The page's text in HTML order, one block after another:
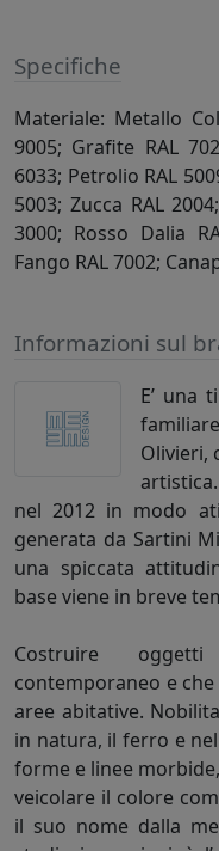
Specifiche
Materiale: Metallo
9005; Grafite RAL
6033; Petrolio RAL
5003; Zucca RAL
3000; Rosso Dalia
Fango RAL 7002;
Informazioni sul
E’ una
Olivieri,
nel 2012 in modo
generata da Sartini
una spiccata
base viene in breve
Costruire
contemporaneo e
aree abitative.
in natura, il ferro e
forme e linee
veicolare il colore
il suo nome dalla